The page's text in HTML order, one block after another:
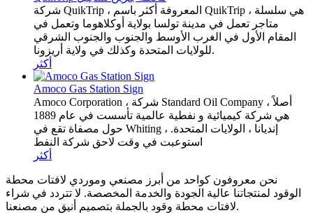
شركة QuikTrip ، المعروفة أكثر باسم QuikTrip ، هي سلسلة
متاجر تعمل في مدينة تولسا بولاية أوكلاهوما وتعمل في
المقام الأول في الغرب الأوسط والجنوب والجنوب الشرقي
للولايات المتحدة وكذلك في ولاية أريزونا.
أكثر
Amoco Gas Station Sign
Amoco Corporation ، شركة Standard Oil Company أصلاً ،
هي شركة كيميائية و نفطية عالمية تأسست في عام 1889
حول مصفاة تقع في Whiting ، إنديانا ، الولايات المتحدة.
استوعبت في وقت لاحق شركة النفط
أكثر
نحن معروفون كواحد من أبرز مصنعي وموردي لافتات محطة
الوقود لمنتجاتنا عالية الجودة والخدمة المخصصة. لا تتردد في شراء
لافتات محطة وقود بالجملة بتصميم أنيق من مصنعنا.